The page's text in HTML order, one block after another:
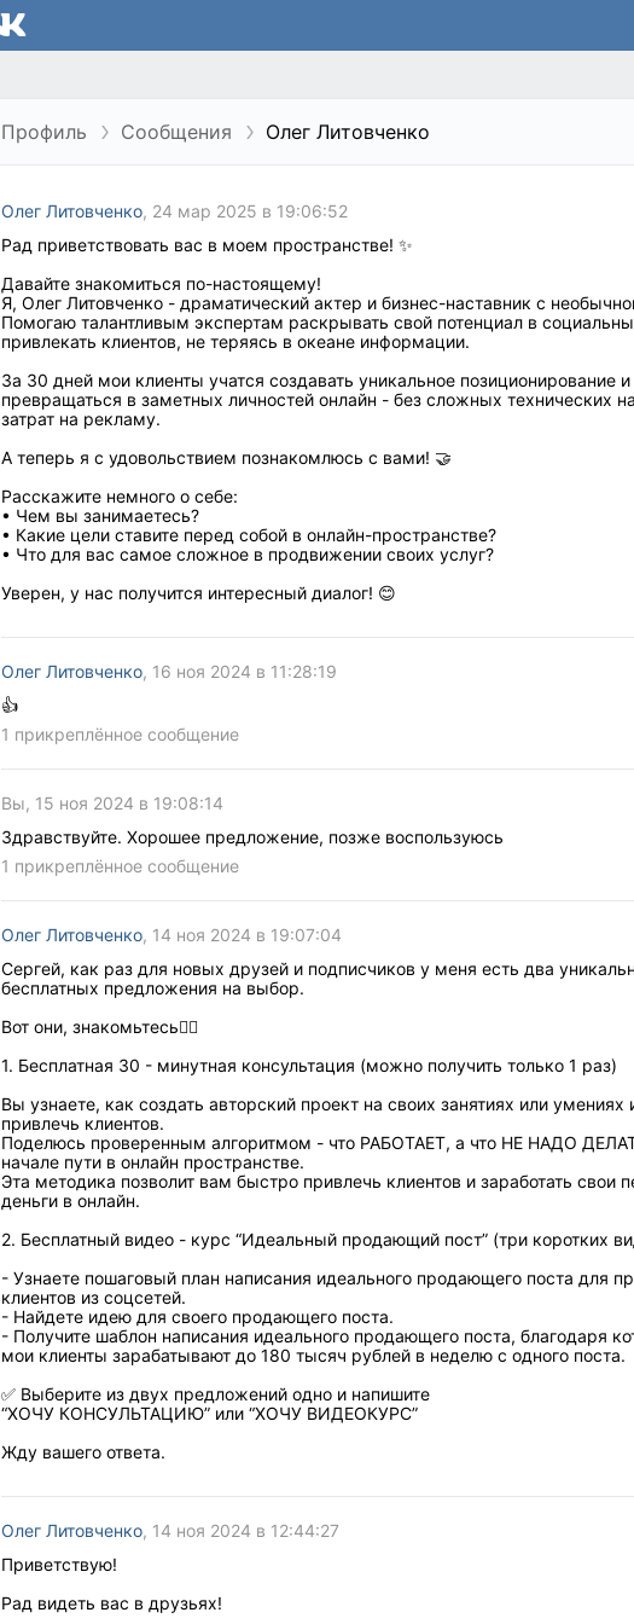
Профиль Сообщения Олег Литовченко
Олег Литовченко, 24 мар 2025 в 19:06:52
Рад приветствовать вас в моем пространстве! ✨
Давайте знакомиться по-настоящему!
Я, Олег Литовченко - драматический актер и бизнес-наставник с
Помогаю талантливым экспертам раскрывать свой потенциал в
привлекать клиентов, не теряясь в океане информации.
За 30 дней мои клиенты учатся создавать уникальное позиционирование и
превращаться в заметных личностей онлайн - без сложных технических
затрат на рекламу.
А теперь я с удовольствием познакомлюсь с вами! 🤝
Расскажите немного о себе:
• Чем вы занимаетесь?
• Какие цели ставите перед собой в онлайн-пространстве?
• Что для вас самое сложное в продвижении своих услуг?
Уверен, у нас получится интересный диалог! 😊
Олег Литовченко, 16 ноя 2024 в 11:28:19
👍
1 прикреплённое сообщение
Вы, 15 ноя 2024 в 19:08:14
Здравствуйте. Хорошее предложение, позже воспользуюсь
1 прикреплённое сообщение
Олег Литовченко, 14 ноя 2024 в 19:07:04
Сергей, как раз для новых друзей и подписчиков у меня есть два
бесплатных предложения на выбор.
Вот они, знакомьтесь👇🏻
1. Бесплатная 30 - минутная консультация (можно получить только 1 раз)
Вы узнаете, как создать авторский проект на своих занятиях или умениях
привлечь клиентов.
Поделюсь проверенным алгоритмом - что РАБОТАЕТ, а что НЕ НАДО
начале пути в онлайн пространстве.
Эта методика позволит вам быстро привлечь клиентов и заработать свои
деньги в онлайн.
2. Бесплатный видео - курс “Идеальный продающий пост” (три коротких
- Узнаете пошаговый план написания идеального продающего поста для
клиентов из соцсетей.
- Найдете идею для своего продающего поста.
- Получите шаблон написания идеального продающего поста, благодаря
мои клиенты зарабатывают до 180 тысяч рублей в неделю с одного поста.
✅ Выберите из двух предложений одно и напишите
“ХОЧУ КОНСУЛЬТАЦИЮ” или “ХОЧУ ВИДЕОКУРС”
Жду вашего ответа.
Олег Литовченко, 14 ноя 2024 в 12:44:27
Приветствую!
Рад видеть вас в друзьях!